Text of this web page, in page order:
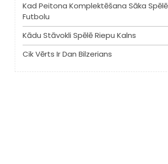
Kad Peitona Komplektēšana Sāka
Futbolu
Kādu Stāvokli Spēlē Riepu Kalns
Cik Vērts Ir Dan Bilzerians